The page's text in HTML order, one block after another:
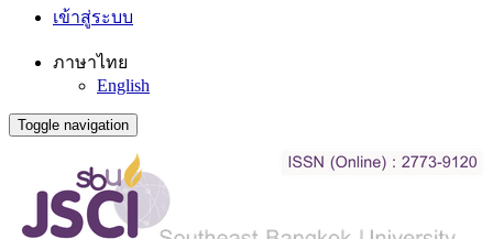
เข้าสู่ระบบ
ภาษาไทย
English
Toggle navigation